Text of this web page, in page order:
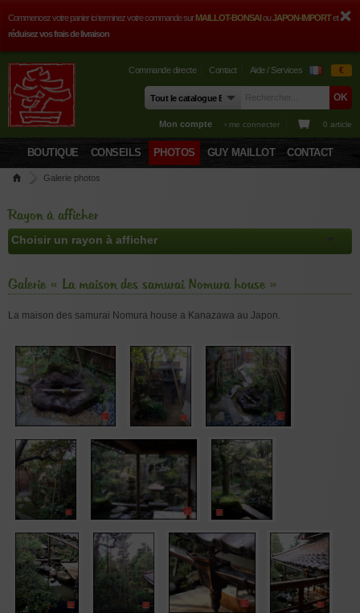
Commencez votre panier ici terminez votre commande surMAILLOT-BONSAIouJAPON-IMPORTet
réduisez vos frais de livraison
Commande directe Contact Aide / Services €
Mon compte › me connecter 0 article
BOUTIQUE CONSEILS PHOTOS GUY MAILLOT CONTACT
Galerie photos
Rayon à afficher
Galerie « La maison des samurai Nomura house »
La maison des samurai Nomura house a Kanazawa au Japon.